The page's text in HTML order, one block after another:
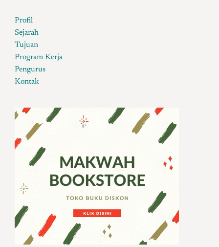
Profil
Sejarah
Tujuan
Program Kerja
Pengurus
Kontak